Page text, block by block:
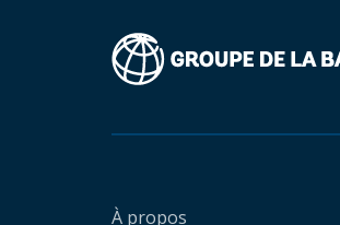
À propos